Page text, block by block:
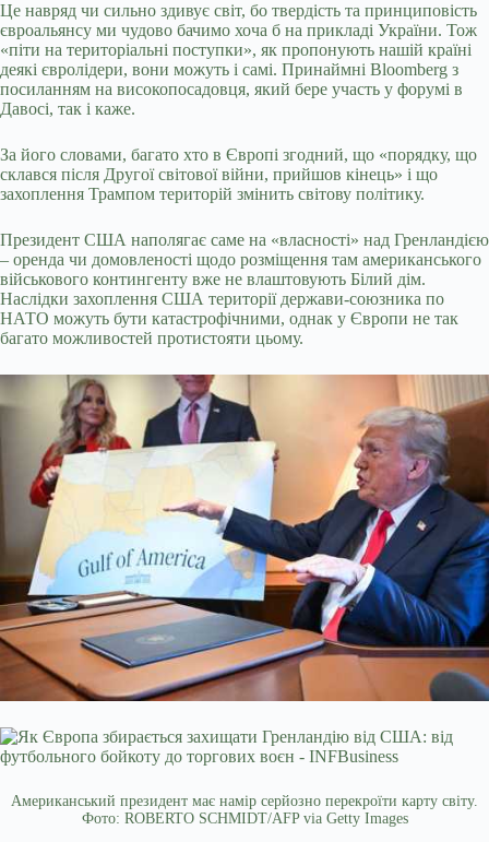
Це навряд чи сильно здивує світ, бо твердість та принциповість
євроальянсу ми чудово бачимо хоча б на прикладі України. Тож
«піти на територіальні поступки», як пропонують нашій країні
деякі євролідери, вони можуть і самі. Принаймні Bloomberg з
посиланням на високопосадовця, який бере участь у форумі в
Давосі, так і каже.
За його словами, багато хто в Європі згодний, що «порядку, що
склався після Другої світової війни, прийшов кінець» і що
захоплення Трампом територій змінить світову політику.
Президент США наполягає саме на «власності» над Гренландією
– оренда чи домовленості щодо розміщення там американського
військового контингенту вже не влаштовують Білий дім.
Наслідки захоплення США території держави-союзника по
НАТО можуть бути катастрофічними, однак у Європи не так
багато можливостей протистояти цьому.
Американський президент має намір серйозно перекроїти карту світу.
Фото: ROBERTO SCHMIDT/AFP via Getty Images